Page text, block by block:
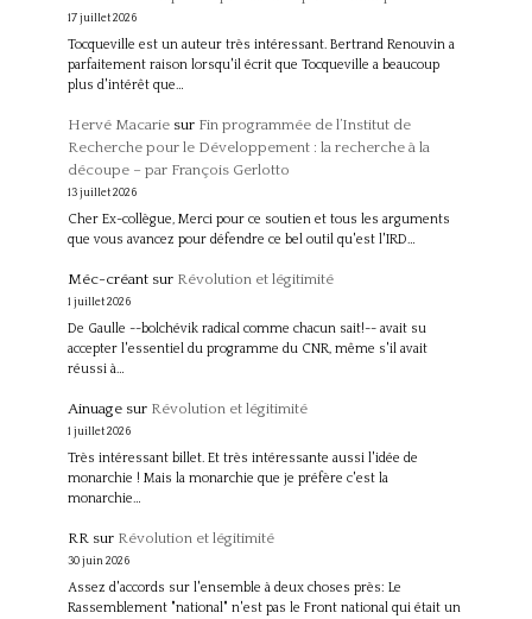
17 juillet 2026
Tocqueville est un auteur très intéressant. Bertrand Renouvin a
parfaitement raison lorsqu'il écrit que Tocqueville a beaucoup
plus d'intérêt que…
Hervé Macariesur Fin programmée de l’Institut de
Recherche pour le Développement : la recherche à la
découpe – par François Gerlotto
13 juillet 2026
Cher Ex-collègue, Merci pour ce soutien et tous les arguments
que vous avancez pour défendre ce bel outil qu'est l'IRD…
Méc-créantsur Révolution et légitimité
1 juillet 2026
De Gaulle --bolchévik radical comme chacun sait!-- avait su
accepter l'essentiel du programme du CNR, même s'il avait
réussi à…
Ainuagesur Révolution et légitimité
1 juillet 2026
Très intéressant billet. Et très intéressante aussi l'idée de
monarchie ! Mais la monarchie que je préfère c'est la
monarchie…
RRsur Révolution et légitimité
30 juin 2026
Assez d'accords sur l'ensemble à deux choses près: Le
Rassemblement "national" n'est pas le Front national qui était un